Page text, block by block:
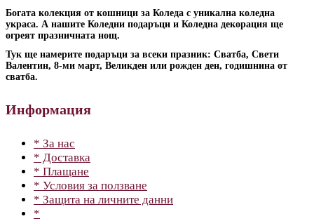
Богата колекция от кошници за Коледа с уникална коледна
украса. А нашите Коледни подаръци и Коледна декорация ще
огреят празничната нощ.
Тук ще намерите подаръци за всеки празник: Сватба, Свети
Валентин, 8-ми март, Великден или рожден ден, годишнина от
сватба.
Информация
* За нас
* Доставка
* Плащане
* Условия за ползване
* Защита на личните данни
*